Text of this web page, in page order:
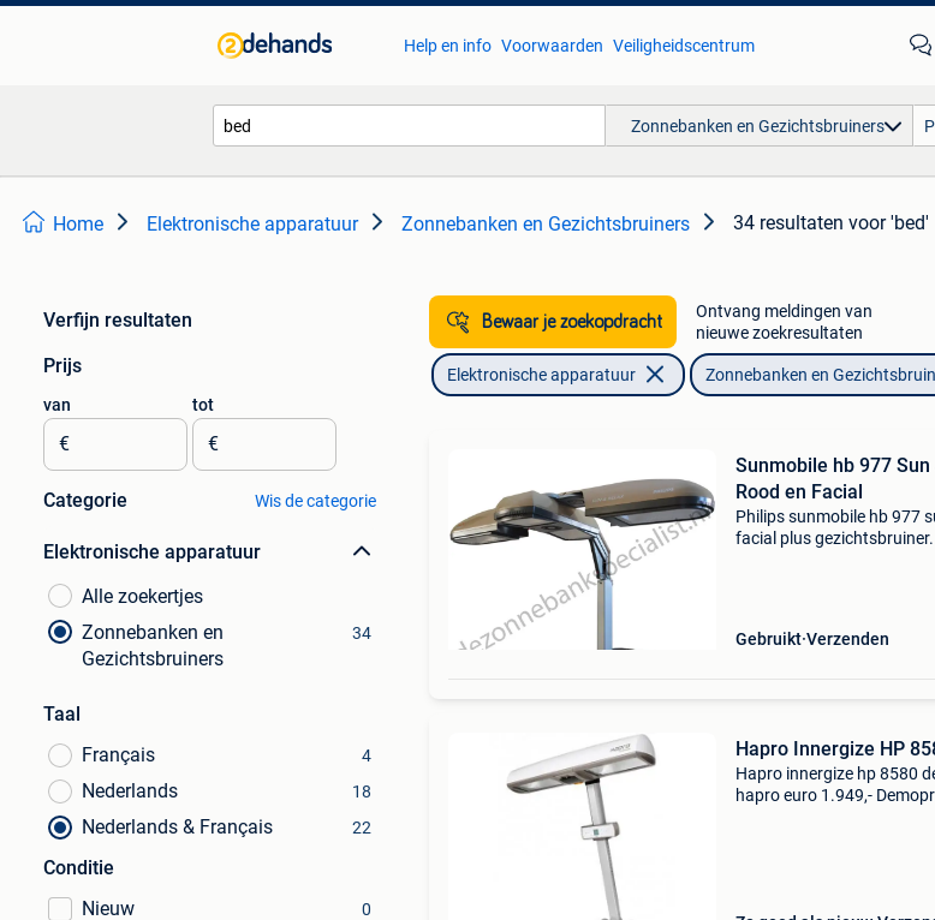
Help en info Voorwaarden Veiligheidscentrum
Zonnebanken en Gezichtsbruiners
Home Elektronische apparatuur Zonnebanken en Gezichtsbruiners 34 resultaten voor 'bed'
Verfijn resultaten
Prijs
van
€
tot
€
Categorie Wis de categorie
Elektronische apparatuur
Alle zoekertjes
Zonnebanken en
Gezichtsbruiners
34
Taal
Français
4
Nederlands 18
Nederlands & Français 22
Conditie
Nieuw
0
Bewaar je zoekopdracht
Ontvang meldingen van
nieuwe zoekresultaten
Elektronische apparatuur Zonnebanken en
Sunmobile hb 977
Rood en Facial
Philips sunmobile hb 977
facial plus
Gebruikt Verzenden
Hapro Innergize HP
Hapro innergize hp 8580
hapro euro 1.949,-